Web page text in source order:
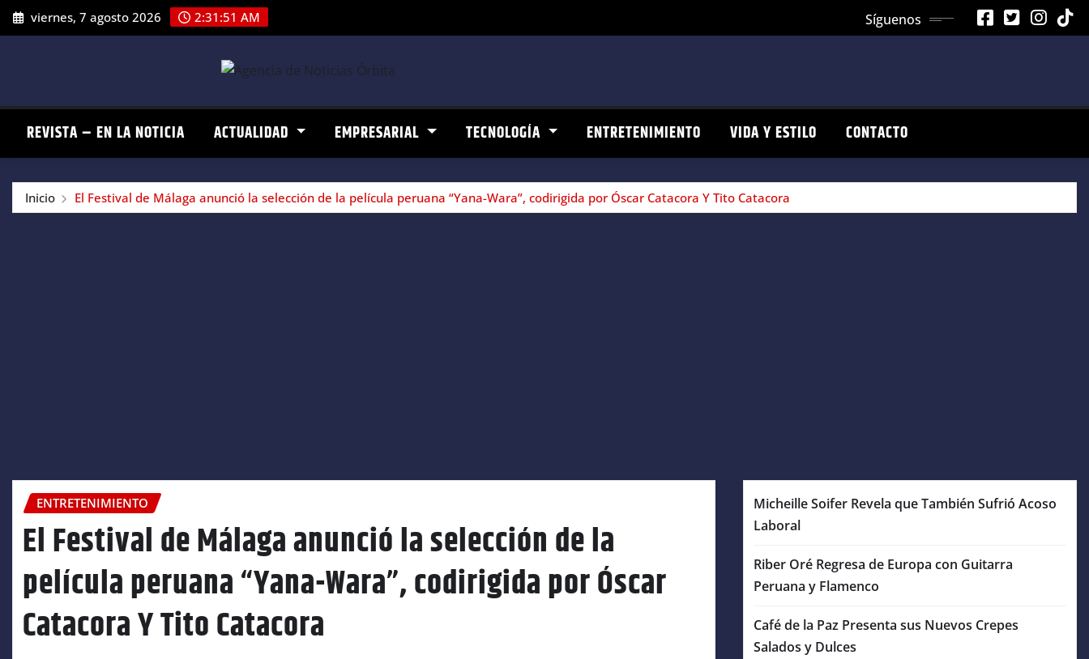
Saltar
al
viernes, 7 agosto 2026 2:31:52 AM Síguenos
REVISTA – EN LA NOTICIA ACTUALIDAD EMPRESARIAL TECNOLOGÍA ENTRETENIMIENTO VIDA Y ESTILO CONTACTO
Inicio El Festival de Málaga anunció la selección de la película peruana “Yana-Wara”, codirigida por Óscar Catacora Y Tito Catacora
ENTRETENIMIENTO
El Festival de Málaga anunció la selección de la
película peruana “Yana-Wara”, codirigida por Óscar
Catacora Y Tito Catacora
Micheille Soifer Revela que También Sufrió Acoso
Laboral
Riber Oré Regresa de Europa con Guitarra
Peruana y Flamenco
Café de la Paz Presenta sus Nuevos Crepes
Salados y Dulces